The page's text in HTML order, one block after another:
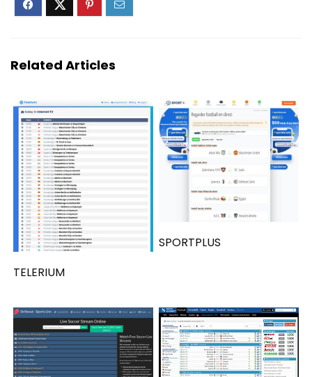
Related Articles
TELERIUM
SPORTPLUS